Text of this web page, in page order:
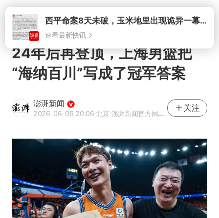
打开
24年后再登顶，上海男篮把
“海纳百川”写成了冠军答案
澎湃新闻
2026-06-06 20:06·北京·澎湃新闻官方网易号
关注